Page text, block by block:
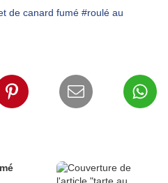
de canard fumé #roulé au